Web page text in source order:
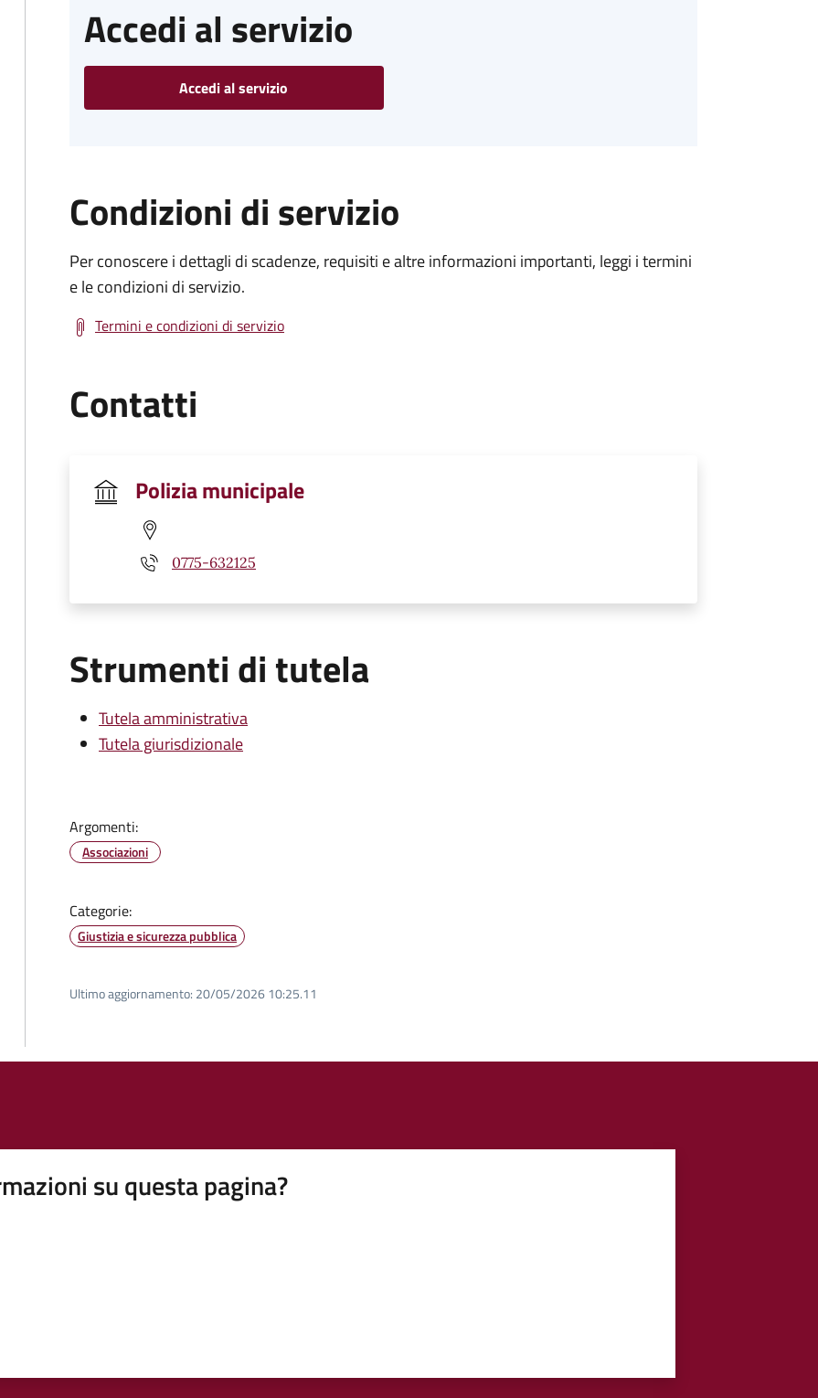
Accedi al servizio
Accedi al servizio
Condizioni di servizio
Per conoscere i dettagli di scadenze, requisiti e altre informazioni importanti, leggi i termini
e le condizioni di servizio.
Termini e condizioni di servizio
Contatti
Polizia municipale
0775-632125
Strumenti di tutela
Tutela amministrativa
Tutela giurisdizionale
Argomenti:
Associazioni
Categorie:
Giustizia e sicurezza pubblica
Ultimo aggiornamento: 20/05/2026 10:25.11
su questa pagina?